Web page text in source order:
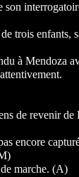
son
trois enfants,
à Mendoza
de revenir
encore
marche. (A)